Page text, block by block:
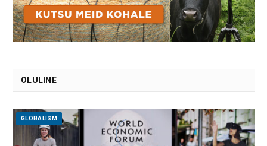
OLULINE
GLOBALISM